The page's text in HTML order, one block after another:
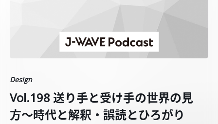
Design
Vol.198 送り手と受け手の世界の見
方〜時代と解釈・誤読とひろがり